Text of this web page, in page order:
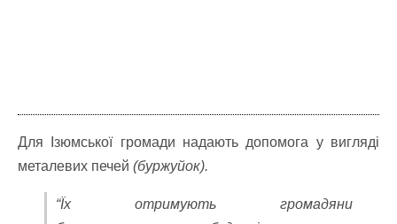
Для Ізюмської громади надають допомога у вигляді
металевих печей (буржуйок).
“Їх отримують громадяни